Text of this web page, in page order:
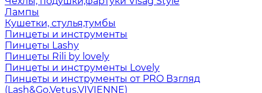
Лампы
Кушетки, стулья,тумбы
Пинцеты и инструменты
Пинцеты Lashy
Пинцеты Rili by lovely
Пинцеты и инструменты Lovely
Пинцеты и инструменты от PRO Взгляд
(Lash&Go,Vetus,VIVIENNE)